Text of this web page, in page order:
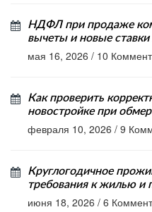
НДФЛ при продаже
вычеты и новые ставки
мая 16, 2026 / 10
Как проверить
новостройке при
февраля 10, 2026 / 9
Круглогодичное
требования к жилью и
июня 18, 2026 / 6